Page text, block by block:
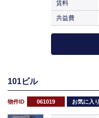
賃料
共益費
101ビル
物件ID 061019 お気に入り